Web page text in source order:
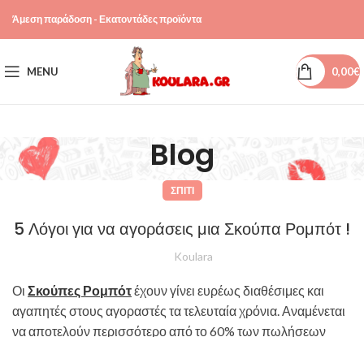
Άμεση παράδοση - Εκατοντάδες προϊόντα
MENU 0,00€
Blog
ΣΠΊΤΙ
5 Λόγοι για να αγοράσεις μια Σκούπα Ρομπότ !
Koulara
Οι Σκούπες Ρομπότέχουν γίνει ευρέως διαθέσιμες και
αγαπητές στους αγοραστές τα τελευταία χρόνια. Αναμένεται
να αποτελούν περισσότερο από το 60% των πωλήσεων